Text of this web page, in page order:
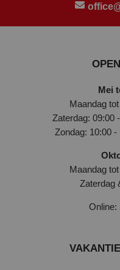
Mei
Maandag
Zaterdag: 09:00
Zondag: 10:00 -
Maandag
Zaterdag
Online: